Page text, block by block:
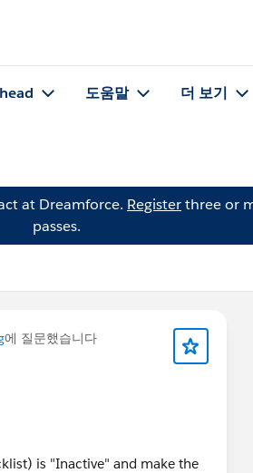
도움말 더 보기
at Dreamforce. Registerthree or
passes.
에 질문했습니다
is "Inactive" and make the